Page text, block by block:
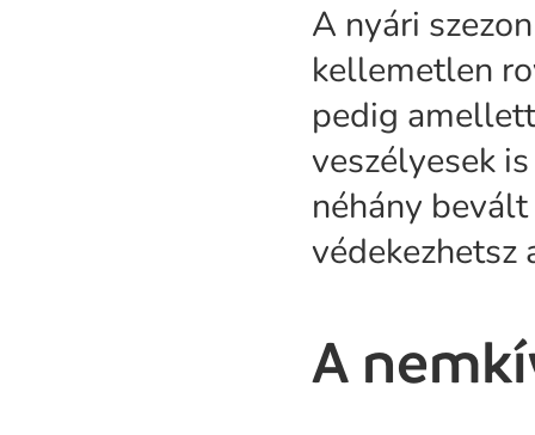
A nyári
kellemetlen
pedig
veszélyesek
néhány
védekezhetsz
A